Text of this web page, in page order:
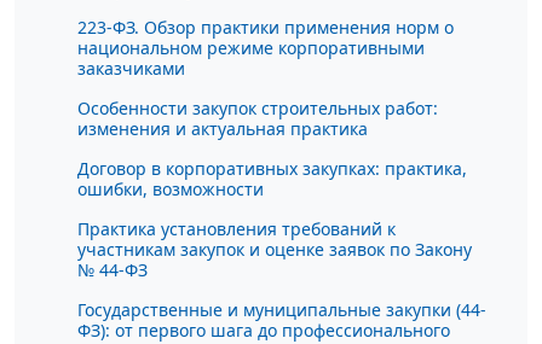
223-ФЗ. Обзор практики применения норм о
национальном режиме корпоративными
заказчиками
Особенности закупок строительных работ:
изменения и актуальная практика
Договор в корпоративных закупках: практика,
ошибки, возможности
Практика установления требований к
участникам закупок и оценке заявок по Закону
№ 44-ФЗ
Государственные и муниципальные закупки (44-
ФЗ): от первого шага до профессионального